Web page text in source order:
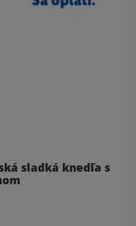
sladká knedľa s